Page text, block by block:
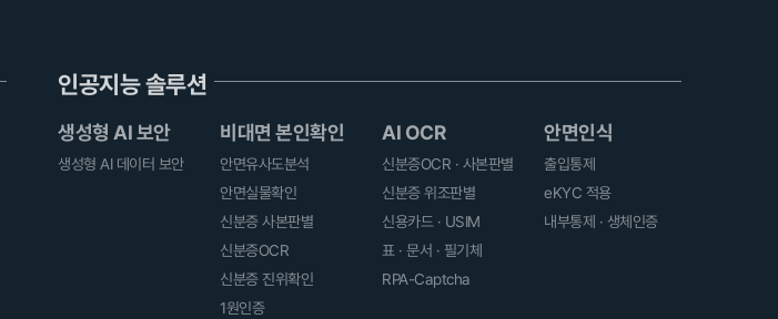
인공지능 솔루션
생성형 AI 보안
생성형 AI 데이터 보안
비대면 본인확인
안면유사도분석
안면실물확인
신분증 사본판별
신분증OCR
신분증 진위확인
1원인증
AI OCR
신분증OCR · 사본판별
신분증 위조판별
신용카드 · USIM
표 · 문서 · 필기체
RPA-Captcha
안면인식
출입통제
eKYC 적용
내부통제 · 생체인증